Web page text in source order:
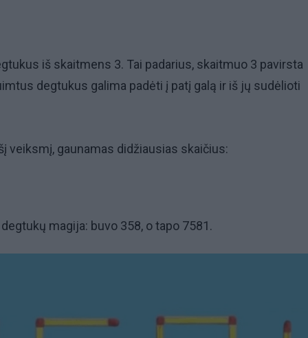
iš skaitmens 3. Tai padarius, skaitmuo 3 pavirsta
degtukus galima padėti į patį galą ir iš jų sudėlioti
veiksmį, gaunamas didžiausias skaičius:
magija: buvo 358, o tapo 7581.